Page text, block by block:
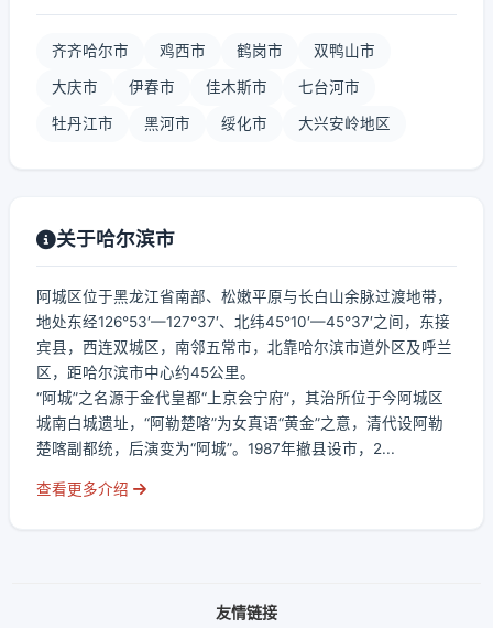
齐齐哈尔市 鸡西市 鹤岗市 双鸭山市
大庆市 伊春市 佳木斯市 七台河市
牡丹江市 黑河市 绥化市 大兴安岭地区
关于哈尔滨市
阿城区位于黑龙江省南部、松嫩平原与长白山余脉过渡地带，
地处东经126°53′—127°37′、北纬45°10′—45°37′之间，东接
宾县，西连双城区，南邻五常市，北靠哈尔滨市道外区及呼兰
区，距哈尔滨市中心约45公里。
“阿城”之名源于金代皇都“上京会宁府”，其治所位于今阿城区
城南白城遗址，“阿勒楚喀”为女真语“黄金”之意，清代设阿勒
楚喀副都统，后演变为“阿城”。1987年撤县设市，2...
查看更多介绍
友情链接